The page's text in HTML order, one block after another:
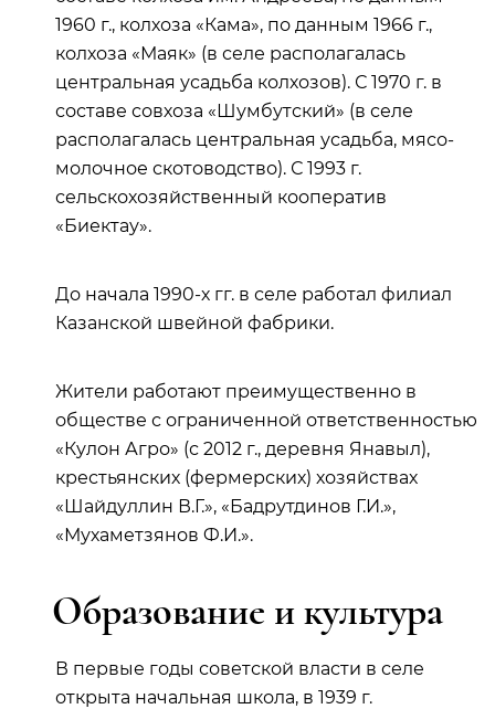
1960 г., колхоза «Кама», по данным 1966 г.,
колхоза «Маяк» (в селе располагалась
центральная усадьба колхозов). С 1970 г. в
составе совхоза «Шумбутский» (в селе
располагалась центральная усадьба, мясо-
молочное скотоводство). С 1993 г.
сельскохозяйственный кооператив
«Биектау».
До начала 1990-х гг. в селе работал филиал
Казанской швейной фабрики.
Жители работают преимущественно в
обществе с ограниченной ответственностью
«Кулон Агро» (с 2012 г., деревня Янавыл),
крестьянских (фермерских) хозяйствах
«Шайдуллин В.Г.», «Бадрутдинов Г.И.»,
«Мухаметзянов Ф.И.».
Образование и культура
В первые годы советской власти в селе
открыта начальная школа, в 1939 г.